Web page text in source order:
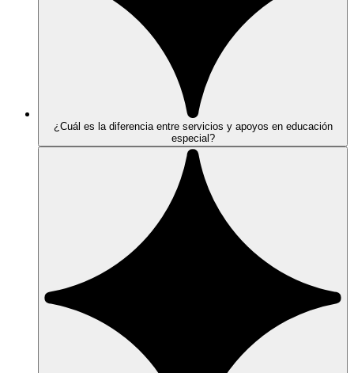
¿Cuál es la diferencia entre servicios y apoyos en educación
especial?